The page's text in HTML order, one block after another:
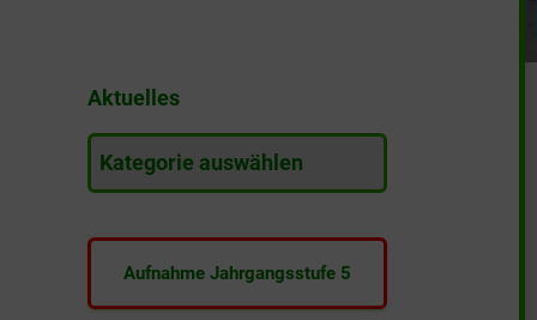
Aktuelles
A
t
e
l
Aufnahme Jahrgangsstufe 5